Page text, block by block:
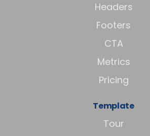
Headers
Footers
CTA
Metrics
Pricing
Template
Tour